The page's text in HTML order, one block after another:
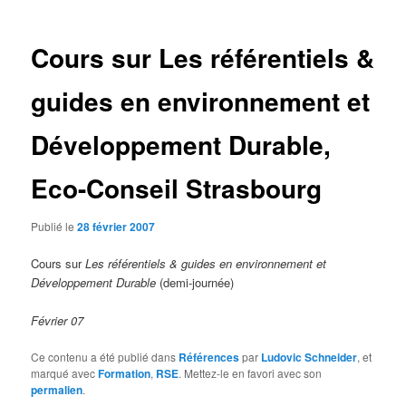
Cours sur Les référentiels &
guides en environnement et
Développement Durable,
Eco-Conseil Strasbourg
Publié le28 février 2007
Cours surLes référentiels & guides en environnement et
Développement Durable (demi-journée)
Février 07
Ce contenu a été publié dans Référencespar Ludovic Schneider, et
marqué avecFormation, RSE. Mettez-le en favori avec son
permalien.